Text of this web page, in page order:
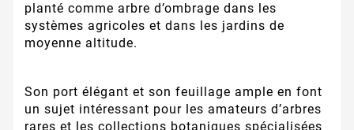
planté comme arbre d’ombrage dans les
systèmes agricoles et dans les jardins de
moyenne altitude.
Son port élégant et son feuillage ample en font
un sujet intéressant pour les amateurs d’arbres
rares et les collections botaniques spécialisées